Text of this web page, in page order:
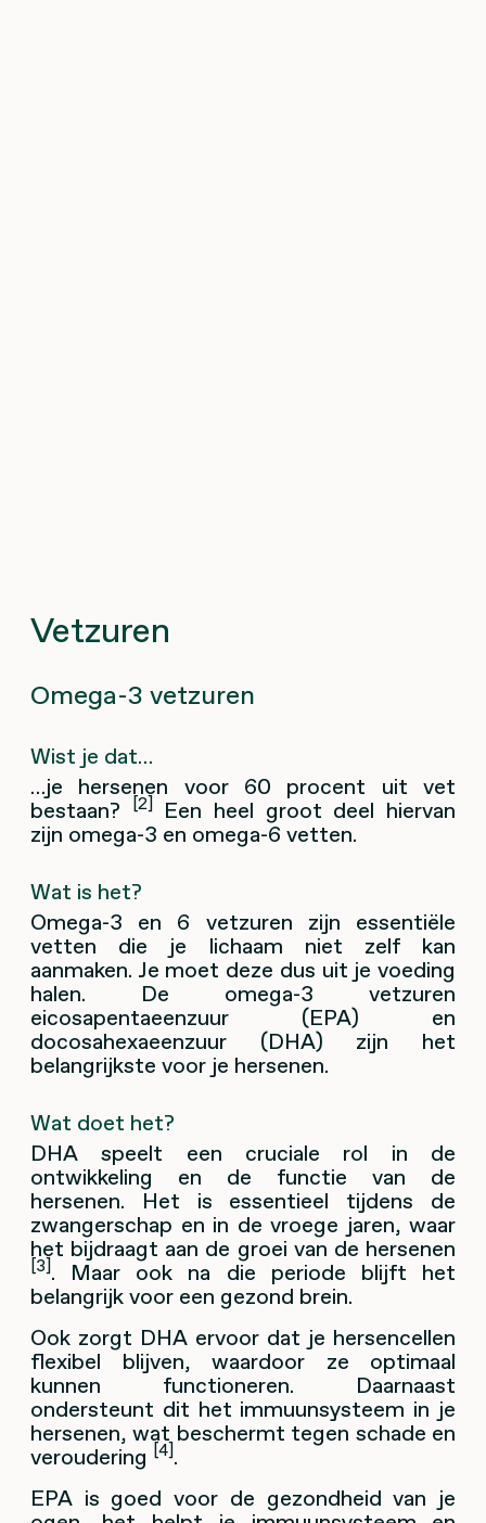
Vetzuren
Omega-3 vetzuren
Wist je dat…
…je hersenen voor 60 procent uit vet
bestaan? [2]Een heel groot deel hiervan
zijn omega-3 en omega-6 vetten.
Wat is het?
Omega-3 en 6 vetzuren zijn essentiële
vetten die je lichaam niet zelf kan
aanmaken. Je moet deze dus uit je voeding
halen. De omega-3 vetzuren
eicosapentaeenzuur (EPA) en
docosahexaeenzuur (DHA) zijn het
belangrijkste voor je hersenen.
Wat doet het?
DHA speelt een cruciale rol in de
ontwikkeling en de functie van de
hersenen. Het is essentieel tijdens de
zwangerschap en in de vroege jaren, waar
het bijdraagt aan de groei van de hersenen
[3]. Maar ook na die periode blijft het
belangrijk voor een gezond brein.
Ook zorgt DHA ervoor dat je hersencellen
flexibel blijven, waardoor ze optimaal
kunnen functioneren. Daarnaast
ondersteunt dit het immuunsysteem in je
hersenen, wat beschermt tegen schade en
veroudering [4].
EPA is goed voor de gezondheid van je